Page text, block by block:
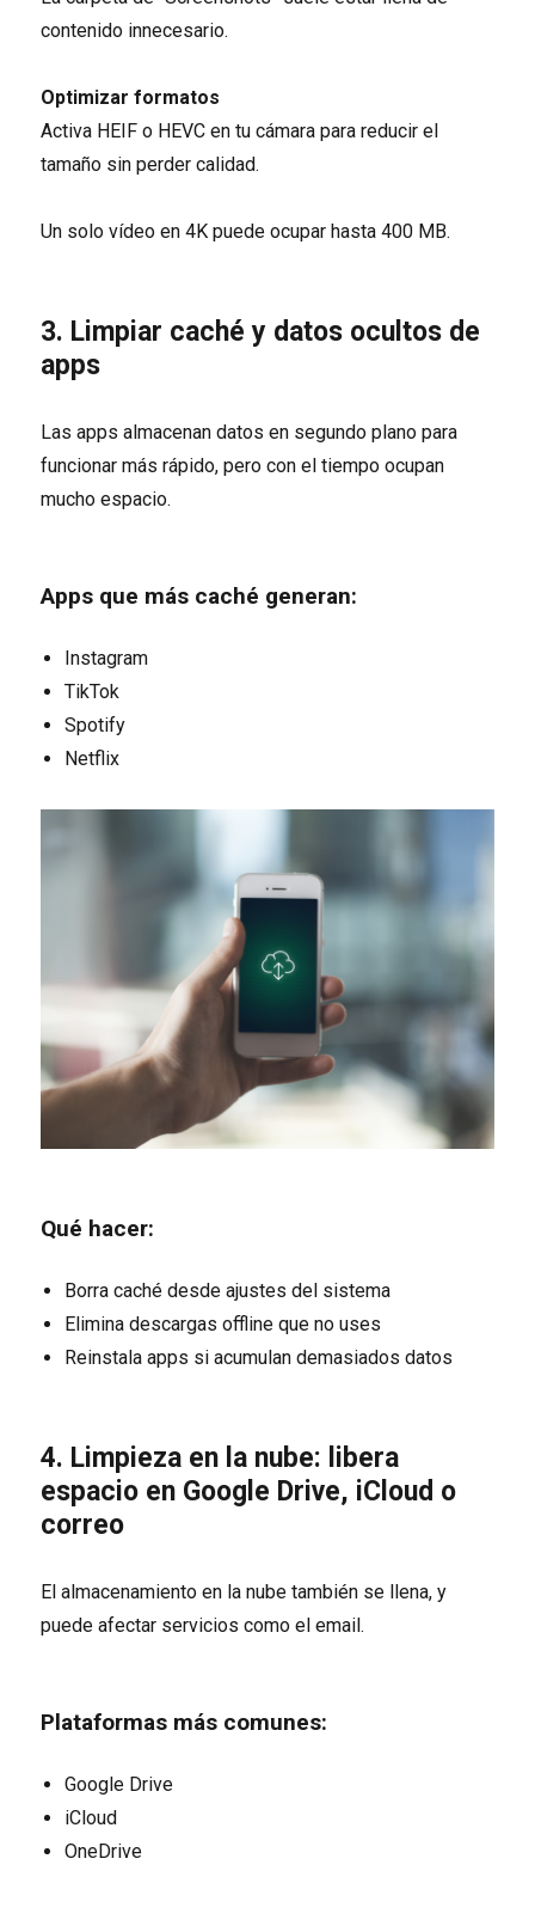
contenido innecesario.
Optimizar formatos
Activa HEIF o HEVC en tu cámara para reducir el
tamaño sin perder calidad.
Un solo vídeo en 4K puede ocupar hasta 400 MB.
3. Limpiar caché y datos ocultos de
apps
Las apps almacenan datos en segundo plano para
funcionar más rápido, pero con el tiempo ocupan
mucho espacio.
Apps que más caché generan:
Instagram
TikTok
Spotify
Netflix
Qué hacer:
Borra caché desde ajustes del sistema
Elimina descargas offline que no uses
Reinstala apps si acumulan demasiados datos
4. Limpieza en la nube: libera
espacio en Google Drive, iCloud o
correo
El almacenamiento en la nube también se llena, y
puede afectar servicios como el email.
Plataformas más comunes:
Google Drive
iCloud
OneDrive